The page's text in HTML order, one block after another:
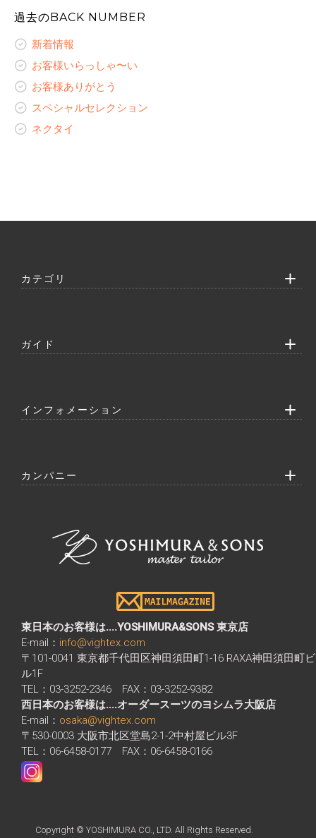
レディースコラム
ネクタイ
レディースオーダーギャラリー
スペシャルセレクション
ネクタイ
レディースコラム
お客様ありがとう
ネクタイ
レディースコラム
お客様いらっしゃ〜い
お客様ありがとう
スペシャルセレクション
ネクタイ
過去のBACK NUMBER
新着情報
お客様いらっしゃ〜い
お客様ありがとう
スペシャルセレクション
ネクタイ
カテゴリ
ガイド
インフォメーション
カンパニー
東日本のお客様は....YOSHIMURA&SONS 東京店
E-mail： info@vightex.com
〒101-0041 東京都千代田区神田須田町1-16 RAXA神田須田町ビ
ル1F
TEL：03-3252-2346 FAX：03-3252-9382
西日本のお客様は....オーダースーツのヨシムラ大阪店
E-mail： osaka@vightex.com
〒530-0003 大阪市北区堂島2-1-2中村屋ビル3F
TEL：06-6458-0177 FAX：06-6458-0166
Copyright © YOSHIMURA CO., LTD. All Rights Reserved.